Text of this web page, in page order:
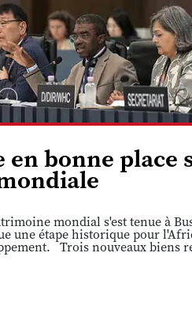
en bonne place
mondial s'est tenue à
une étape historique pour
Trois nouveaux biens